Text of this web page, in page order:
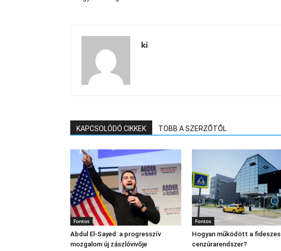
ki
KAPCSOLÓDÓ CIKKEK TÖBB A SZERZŐTŐL
Fontos
Abdul El‑Sayed: a progresszív
mozgalom új zászlóvivője
Fontos
Hogyan működött a fideszes
cenzúrarendszer?